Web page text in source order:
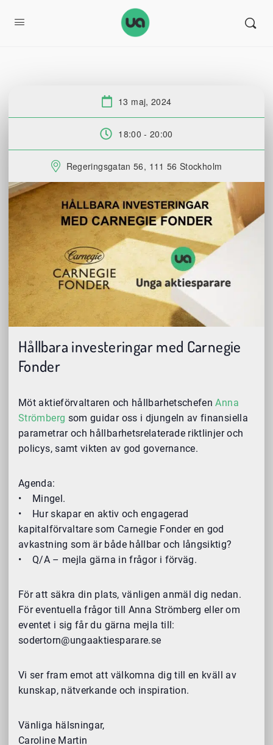
Datum:
13 maj, 2024
Tid:
18:00 - 20:00
Plats:
Regeringsgatan 56, 111 56 Stockholm
Hållbara investeringar med Carnegie
Fonder
Möt aktieförvaltaren och hållbarhetschefenAnna
Strömberg som guidar oss i djungeln av finansiella
parametrar och hållbarhetsrelaterade riktlinjer och
policys, samt vikten av god governance.
Agenda:
• Mingel.
• Hur skapar en aktiv och engagerad
kapitalförvaltare som Carnegie Fonder en god
avkastning som är både hållbar och långsiktig?
• Q/A – mejla gärna in frågor i förväg.
För att säkra din plats, vänligen anmäl dig nedan.
För eventuella frågor till Anna Strömberg eller om
eventet i sig får du gärna mejla till:
sodertorn@ungaaktiesparare.se
Vi ser fram emot att välkomna dig till en kväll av
kunskap, nätverkande och inspiration.
Vänliga hälsningar,
Caroline Martin